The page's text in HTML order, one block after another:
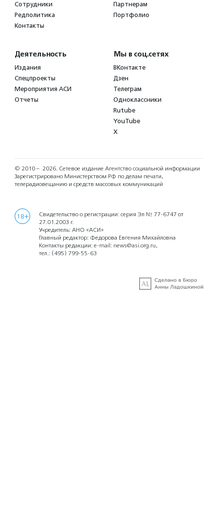
Сотрудники
Редполитика
Контакты
Партнерам
Портфолио
Деятельность
Издания
Спецпроекты
Мероприятия АСИ
Отчеты
Мы в соц.сетях
ВКонтакте
Дзен
Телеграм
Одноклассники
Rutube
YouTube
X
© 2010 – 2026. Сетевое издание Агентство социальной информации
Зарегистрировано Министерством РФ по делам печати,
телерадиовещанию и средств массовых коммуникаций
18+
Свидетельство о регистрации: серия Эл № 77-6747 от
27.01.2003 г.
Учредитель: АНО «АСИ»
Главный редактор: Федорова Евгения Михайловна
Контакты редакции: e-mail: news@asi.org.ru,
тел.: (495) 799-55-63